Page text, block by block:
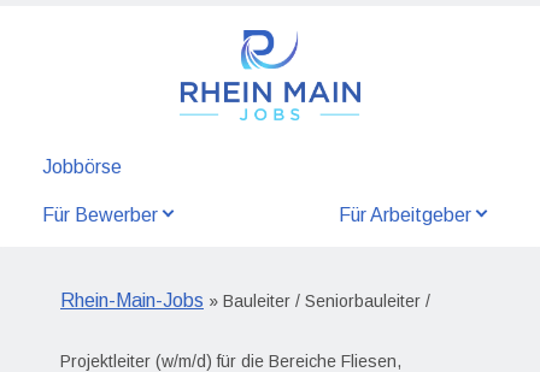
Jobbörse
Für Bewerber Für Arbeitgeber
Rhein-Main-Jobs » Bauleiter / Seniorbauleiter /
Projektleiter (w/m/d) für die Bereiche Fliesen,